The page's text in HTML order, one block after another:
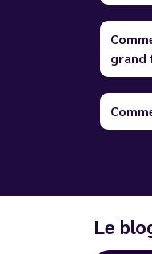
grand
Le